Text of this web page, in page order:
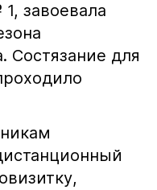
завоевала
Состязание для